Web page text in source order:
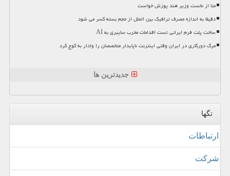
متا از نخست وزیر هند پوزش خواست
دقیقا به اندازه مصرف ترافیک بین الملل از حجم بسته کسر می شود
ساخت پلت فرم ایرانی تست اقدامات مخرب سایبری به AI
مرگ دورکاری در ایران وقتی اینترنت ناپایدار متخصصان را وادار به کوچ کرد
جدیدترین ها
تگها
ارتباطات
شركت